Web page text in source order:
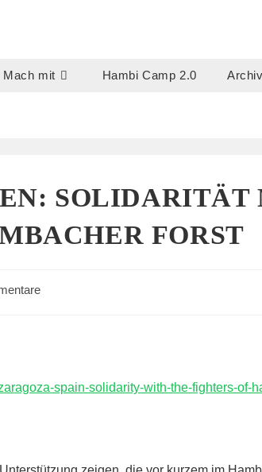
Mach mit Hambi Camp 2.0 Archiv
SOLIDARITÄT
FORST
spain-solidarity-with-the-fighters-of-